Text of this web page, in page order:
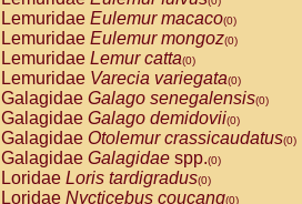
Lemuridae Eulemur macaco(0)
Lemuridae Eulemur mongoz(0)
Lemuridae Lemur catta(0)
Lemuridae Varecia variegata(0)
Galagidae Galago senegalensis(0)
Galagidae Galago demidovii(0)
Galagidae Otolemur crassicaudatus(0)
Galagidae Galagidae spp.(0)
Loridae Loris tardigradus(0)
Loridae Nycticebus coucang(0)